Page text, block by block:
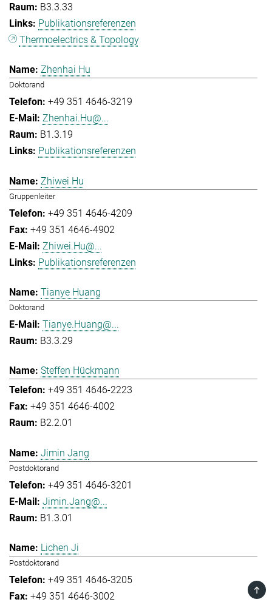
B3.3.33
Publikationsreferenzen
Thermoelectrics & Topology
Zhenhai Hu
Doktorand
+49 351 4646-3219
Zhenhai.Hu@...
B1.3.19
Publikationsreferenzen
Zhiwei Hu
Gruppenleiter
+49 351 4646-4209
+49 351 4646-4902
Zhiwei.Hu@...
Publikationsreferenzen
Tianye Huang
Doktorand
Tianye.Huang@...
B3.3.29
Steffen Hückmann
+49 351 4646-2223
+49 351 4646-4002
B2.2.01
Jimin Jang
Postdoktorand
+49 351 4646-3201
Jimin.Jang@...
B1.3.01
Lichen Ji
Postdoktorand
+49 351 4646-3205
+49 351 4646-3002
TOP